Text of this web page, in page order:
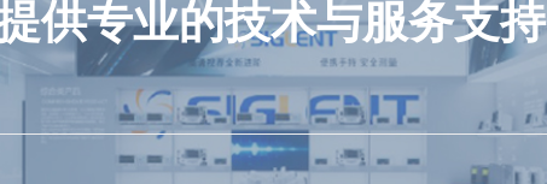
供专业的技术与服务支持